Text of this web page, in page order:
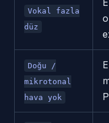
Vokal fazla
düz
Doğu /
mikrotonal
hava yok